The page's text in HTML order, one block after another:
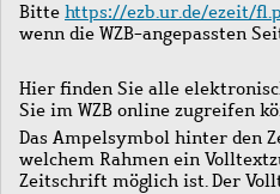
Bitte https://ezb.ur.de/ezeit/
wenn die WZB-angepassten
Hier finden Sie alle
Sie im WZB online zugreifen
Das Ampelsymbol hinter den
welchem Rahmen ein
Zeitschrift möglich ist. Der